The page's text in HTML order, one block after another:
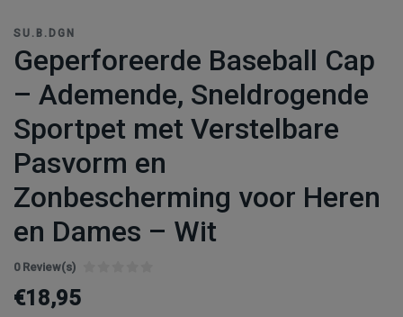
SU.B.DGN
Geperforeerde Baseball Cap
– Ademende, Sneldrogende
Sportpet met Verstelbare
Pasvorm en
Zonbescherming voor Heren
en Dames – Wit
0 Review(s)
€18,95